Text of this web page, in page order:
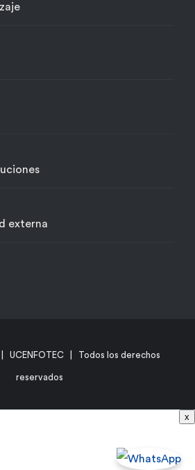
externa
UCENFOTEC | Todos los derechos
reservados
x